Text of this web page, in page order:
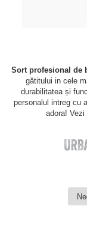
Sort profesional de
gătitului in cele
durabilitatea și
personalul intreg cu
adora!